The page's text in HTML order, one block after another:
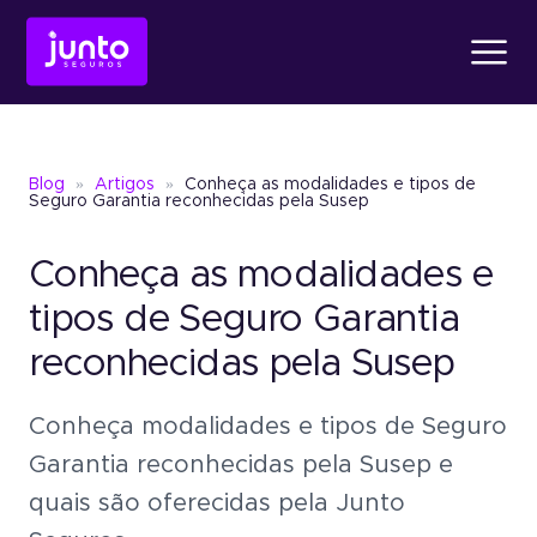
Conheça oFiança
Conheça oSeguro
Seguro Garantia
Um jeito simples de
garantia sem bloquear
Produtos
Conheça oFiança Locatícia
Conheça o Seguro Garantia
Seguro GarantiaJudicial
Um jeito simples de oferecer garantia
Atendimento
Sobre a Junto
Blog
Blog » Artigos »
Conheça as modalidades e tipos de
Seguro Garantia reconhecidas pela Susep
Conheça as modalidades e
tipos de Seguro Garantia
reconhecidas pela Susep
Conheça modalidades e tipos de Seguro
Garantia reconhecidas pela Susep e
quais são oferecidas pela Junto